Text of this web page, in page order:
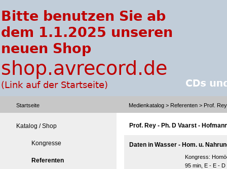
Startseite Medienkatalog > Referenten > Prof.
Katalog / Shop
Kongresse
Referenten
Prof. Rey - Ph. D Vaarst -
Daten in Wasser - Hom. u.
Kongress:
95 min, E - E - D